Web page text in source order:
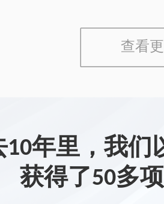
查看
10年里，我们
获得了50多